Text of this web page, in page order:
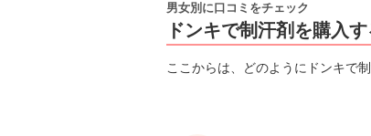
ドンキで制汗剤を購入
男女別に口コミをチェック
ここからは、どのようにドンキで